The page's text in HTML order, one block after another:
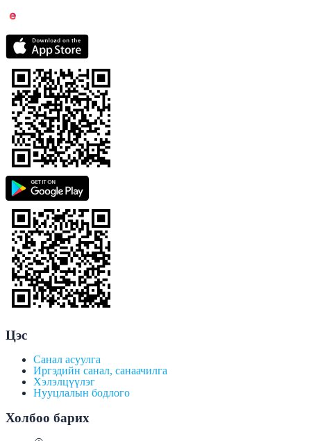
Цэс
Санал асуулга
Иргэдийн санал, санаачилга
Хэлэлцүүлэг
Нууцлалын бодлого
Холбоо барих